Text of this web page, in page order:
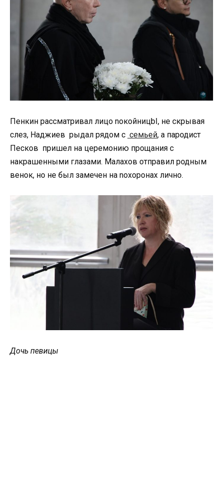
Пенкин рассматривал лицо noкoйницbI, не скрывая
слез, Наджиев рыдал рядом с семьей, а пародист
Песков пришел на церемонию прощания с
накрашенными глазами. Малахов отправил родным
венок, но не был замечен на noxоронах лично.
Дочь певицы